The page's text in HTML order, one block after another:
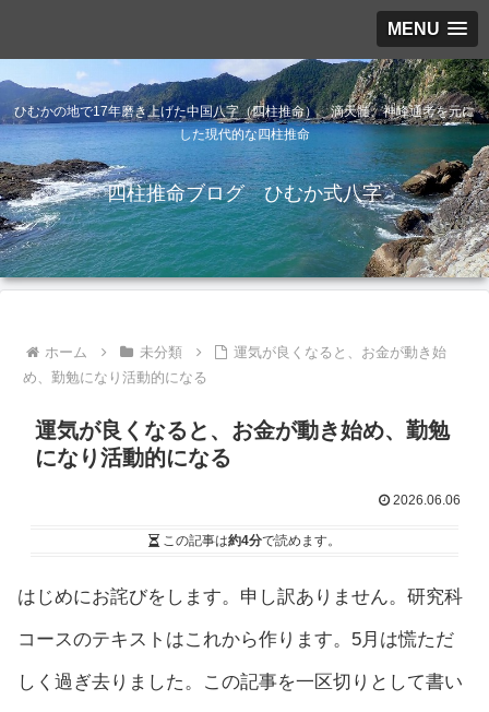
MENU
ひむかの地で17年磨き上げた中国八字（四柱推命） 滴天髄、神峰通考を元に
した現代的な四柱推命
四柱推命ブログ ひむか式八字
ホーム 未分類
運気が良くなると、お金が動き始
め、勤勉になり活動的になる
運気が良くなると、お金が動き始め、勤勉
になり活動的になる
2026.06.06
この記事は約4分で読めます。
はじめにお詫びをします。申し訳ありません。研究科
コースのテキストはこれから作ります。5月は慌ただ
しく過ぎ去りました。この記事を一区切りとして書い